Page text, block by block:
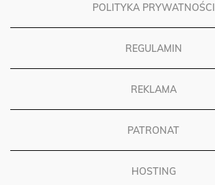
POLITYKA PRYWATNOŚCI
REGULAMIN
REKLAMA
PATRONAT
HOSTING